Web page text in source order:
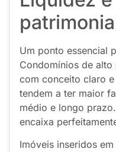
Um ponto essencial
Condomínios de
com conceito claro
tendem a ter maior
médio e longo
encaixa
Imóveis inseridos